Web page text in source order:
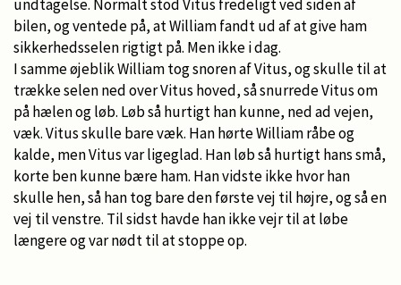
undtagelse. Normalt stod Vitus fredeligt ved siden af
bilen, og ventede på, at William fandt ud af at give ham
sikkerhedsselen rigtigt på. Men ikke i dag.
I samme øjeblik William tog snoren af Vitus, og skulle til at
trække selen ned over Vitus hoved, så snurrede Vitus om
på hælen og løb. Løb så hurtigt han kunne, ned ad vejen,
væk. Vitus skulle bare væk. Han hørte William råbe og
kalde, men Vitus var ligeglad. Han løb så hurtigt hans små,
korte ben kunne bære ham. Han vidste ikke hvor han
skulle hen, så han tog bare den første vej til højre, og så en
vej til venstre. Til sidst havde han ikke vejr til at løbe
længere og var nødt til at stoppe op.